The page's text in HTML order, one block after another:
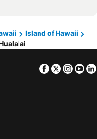
Island of Hawaii
Facebook
Twitter